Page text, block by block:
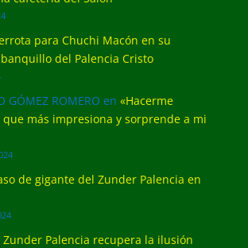
para Chuchi Macón en su
del Palencia Cristo
GÓMEZ ROMERO en «Hacerme
más impresiona y sorprende a mi
de gigante del Zunder Palencia en
Zunder Palencia recupera la ilusión